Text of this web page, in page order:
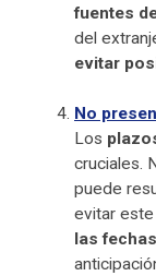
fuentes
del
evitar
No
Los
cruciales.
puede
evitar
las